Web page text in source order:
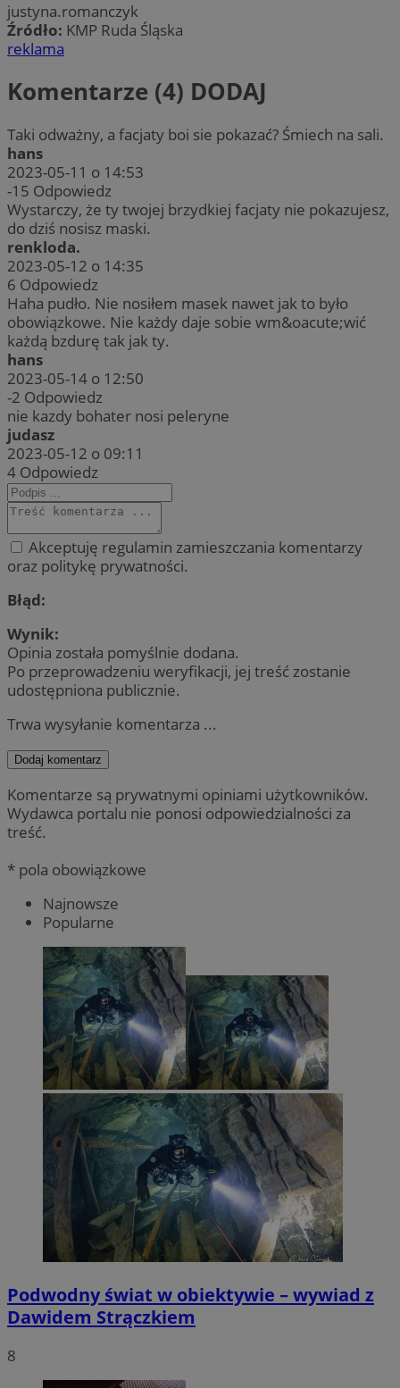
justyna.romanczyk
Źródło: KMP Ruda Śląska
reklama
Komentarze (4) DODAJ
Taki odważny, a facjaty boi sie pokazać? Śmiech na sali.
hans
2023-05-11 o 14:53
-15 Odpowiedz
Wystarczy, że ty twojej brzydkiej facjaty nie pokazujesz,
do dziś nosisz maski.
renkloda.
2023-05-12 o 14:35
6 Odpowiedz
Haha pudło. Nie nosiłem masek nawet jak to było
obowiązkowe. Nie każdy daje sobie wm&oacute;wić
każdą bzdurę tak jak ty.
hans
2023-05-14 o 12:50
-2 Odpowiedz
nie kazdy bohater nosi peleryne
judasz
2023-05-12 o 09:11
4 Odpowiedz
Akceptuję regulamin zamieszczania komentarzy
oraz politykę prywatności.
Błąd:
Wynik:
Opinia została pomyślnie dodana.
Po przeprowadzeniu weryfikacji, jej treść zostanie
udostępniona publicznie.
Trwa wysyłanie komentarza ...
Dodaj komentarz
Komentarze są prywatnymi opiniami użytkowników.
Wydawca portalu nie ponosi odpowiedzialności za
treść.
* pola obowiązkowe
Najnowsze
Popularne
Podwodny świat w obiektywie – wywiad z
Dawidem Strączkiem
8